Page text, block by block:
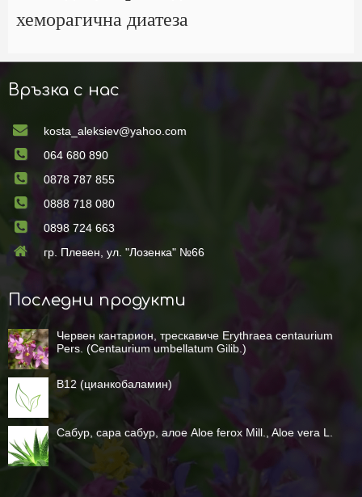
хеморагична диатеза
Връзка с нас
kosta_aleksiev@yahoo.com
064 680 890
0878 787 855
0888 718 080
0898 724 663
гр. Плевен, ул. "Лозенка" №66
Последни продукти
Червен кантарион, трескавиче Erythraea centaurium
Pers. (Centaurium umbellatum Gilib.)
B12 (цианкобаламин)
Сабур, сара сабур, алое Aloe ferox Mill., Aloe vera L.